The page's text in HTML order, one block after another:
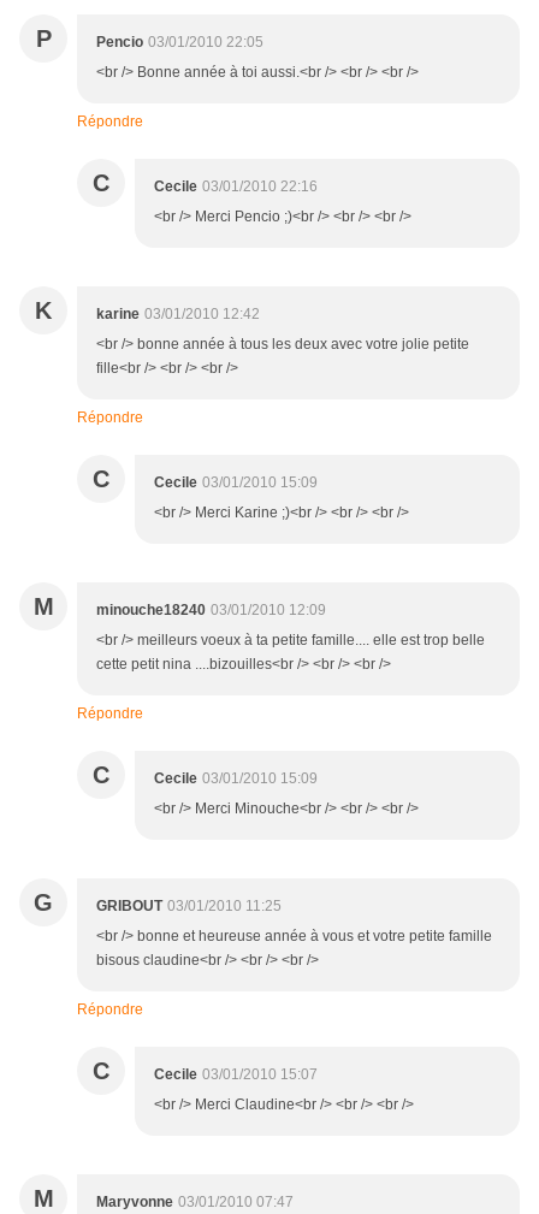
P Pencio 03/01/2010 22:05
<br /> Bonne année à toi aussi.<br /> <br /> <br />
Répondre
C Cecile 03/01/2010 22:16
<br /> Merci Pencio ;)<br /> <br /> <br />
K karine 03/01/2010 12:42
<br /> bonne année à tous les deux avec votre jolie petite
fille<br /> <br /> <br />
Répondre
C Cecile 03/01/2010 15:09
<br /> Merci Karine ;)<br /> <br /> <br />
M minouche18240 03/01/2010 12:09
<br /> meilleurs voeux à ta petite famille.... elle est trop belle
cette petit nina ....bizouilles<br /> <br /> <br />
Répondre
C Cecile 03/01/2010 15:09
<br /> Merci Minouche<br /> <br /> <br />
G GRIBOUT 03/01/2010 11:25
<br /> bonne et heureuse année à vous et votre petite famille
bisous claudine<br /> <br /> <br />
Répondre
C Cecile 03/01/2010 15:07
<br /> Merci Claudine<br /> <br /> <br />
M Maryvonne 03/01/2010 07:47